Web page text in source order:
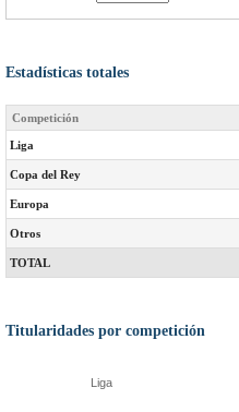
Estadísticas totales
Competición
Liga
Copa del Rey
Europa
Otros
TOTAL
Titularidades por competición
Liga